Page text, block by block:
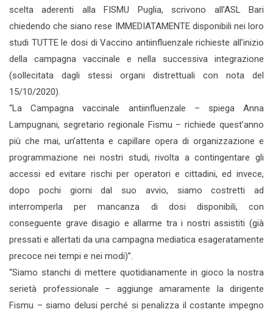
scelta aderenti alla FISMU Puglia, scrivono all’ASL Bari
chiedendo che siano rese IMMEDIATAMENTE disponibili nei loro
studi TUTTE le dosi di Vaccino antiinfluenzale richieste all’inizio
della campagna vaccinale e nella successiva integrazione
(sollecitata dagli stessi organi distrettuali con nota del
15/10/2020).
“La Campagna vaccinale antiinfluenzale – spiega Anna
Lampugnani, segretario regionale Fismu – richiede quest’anno
più che mai, un’attenta e capillare opera di organizzazione e
programmazione nei nostri studi, rivolta a contingentare gli
accessi ed evitare rischi per operatori e cittadini, ed invece,
dopo pochi giorni dal suo avvio, siamo costretti ad
interromperla per mancanza di dosi disponibili, con
conseguente grave disagio e allarme tra i nostri assistiti (già
pressati e allertati da una campagna mediatica esageratamente
precoce nei tempi e nei modi)”.
“Siamo stanchi di mettere quotidianamente in gioco la nostra
serietà professionale – aggiunge amaramente la dirigente
Fismu – siamo delusi perché si penalizza il costante impegno